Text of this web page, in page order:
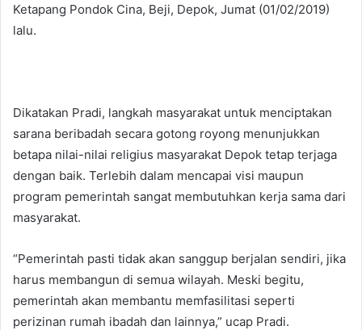
Ketapang Pondok Cina, Beji, Depok, Jumat (01/02/2019)
lalu.
Dikatakan Pradi, langkah masyarakat untuk menciptakan
sarana beribadah secara gotong royong menunjukkan
betapa nilai-nilai religius masyarakat Depok tetap terjaga
dengan baik. Terlebih dalam mencapai visi maupun
program pemerintah sangat membutuhkan kerja sama dari
masyarakat.
“Pemerintah pasti tidak akan sanggup berjalan sendiri, jika
harus membangun di semua wilayah. Meski begitu,
pemerintah akan membantu memfasilitasi seperti
perizinan rumah ibadah dan lainnya,” ucap Pradi.